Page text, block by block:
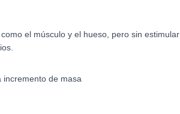
el músculo y el hueso, pero sin estimular
de masa